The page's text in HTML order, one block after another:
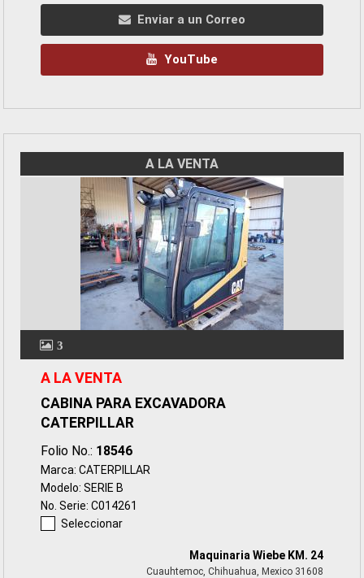
Enviar a un Correo
YouTube
A LA VENTA
3
A LA VENTA
CABINA PARA EXCAVADORA
CATERPILLAR
Folio No.: 18546
Marca: CATERPILLAR
Modelo: SERIE B
No. Serie: C014261
Seleccionar
Maquinaria Wiebe KM. 24
Cuauhtemoc, Chihuahua, Mexico 31608